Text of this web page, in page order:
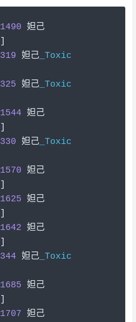
1490 妲己
319 妲己_Toxic
325 妲己_Toxic
1544 妲己
330 妲己_Toxic
1570 妲己
1625 妲己
1642 妲己
344 妲己_Toxic
1685 妲己
1707 妲己